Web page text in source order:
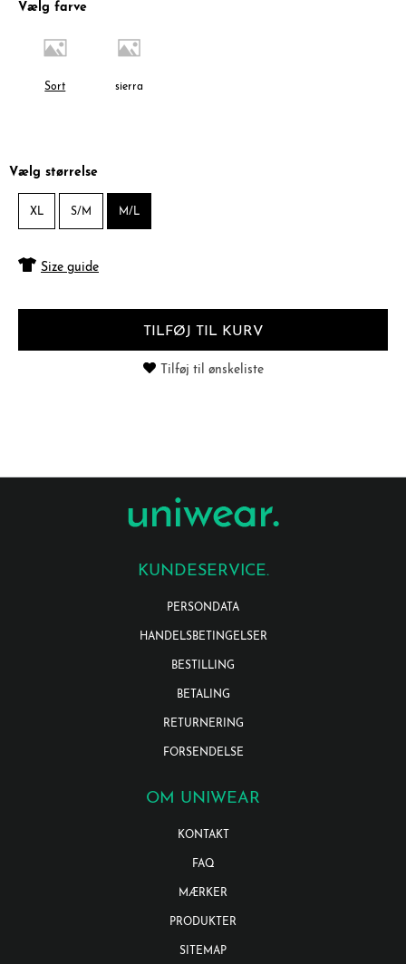
Vælg farve
Sort sierra
Vælg størrelse
XL S/M M/L
Size guide
TILFØJ TIL KURV
Tilføj til ønskeliste
KUNDESERVICE.
PERSONDATA
HANDELSBETINGELSER
BESTILLING
BETALING
RETURNERING
FORSENDELSE
OM UNIWEAR
KONTAKT
FAQ
MÆRKER
PRODUKTER
SITEMAP